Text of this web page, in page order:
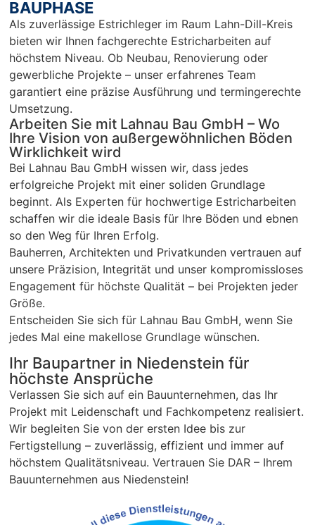
BAUPHASE
Als zuverlässige Estrichleger im Raum Lahn-Dill-Kreis
bieten wir Ihnen fachgerechte Estricharbeiten auf
höchstem Niveau. Ob Neubau, Renovierung oder
gewerbliche Projekte – unser erfahrenes Team
garantiert eine präzise Ausführung und termingerechte
Umsetzung.
Arbeiten Sie mit Lahnau Bau GmbH – Wo
Ihre Vision von außergewöhnlichen Böden
Wirklichkeit wird
Bei Lahnau Bau GmbH wissen wir, dass jedes
erfolgreiche Projekt mit einer soliden Grundlage
beginnt. Als Experten für hochwertige Estricharbeiten
schaffen wir die ideale Basis für Ihre Böden und ebnen
so den Weg für Ihren Erfolg.
Bauherren, Architekten und Privatkunden vertrauen auf
unsere Präzision, Integrität und unser kompromissloses
Engagement für höchste Qualität – bei Projekten jeder
Größe.
Entscheiden Sie sich für Lahnau Bau GmbH, wenn Sie
jedes Mal eine makellose Grundlage wünschen.
Ihr Baupartner in Niedenstein für
höchste Ansprüche
Verlassen Sie sich auf ein Bauunternehmen, das Ihr
Projekt mit Leidenschaft und Fachkompetenz realisiert.
Wir begleiten Sie von der ersten Idee bis zur
Fertigstellung – zuverlässig, effizient und immer auf
höchstem Qualitätsniveau. Vertrauen Sie DAR – Ihrem
Bauunternehmen aus Niedenstein!